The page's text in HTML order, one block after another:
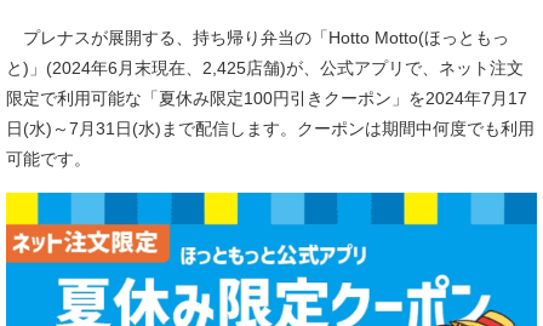
プレナスが展開する、持ち帰り弁当の「Hotto Motto(ほっともっ
と)」(2024年6月末現在、2,425店舗)が、公式アプリで、ネット注文
限定で利用可能な「夏休み限定100円引きクーポン」を2024年7月17
日(水)～7月31日(水)まで配信します。クーポンは期間中何度でも利用
可能です。